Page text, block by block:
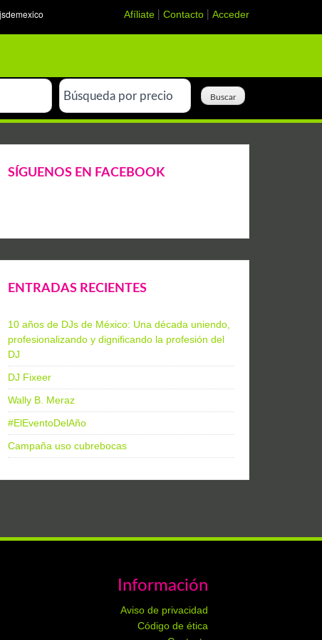
Afíliate Contacto Acceder
SÍGUENOS EN FACEBOOK
ENTRADAS RECIENTES
10 años de DJs de México: Una década uniendo,
profesionalizando y dignificando la profesión del
DJ
DJ Fixeer
Wally B. Meraz
#ElEventoDelAño
Campaña uso cubrebocas
Información
Aviso de privacidad
Código de ética